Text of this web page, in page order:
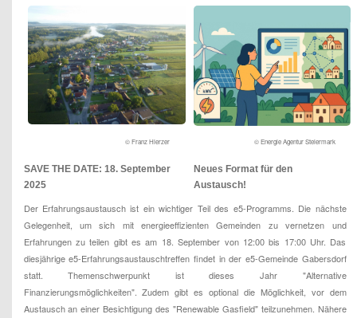
© Franz Hierzer © Energie Agentur Steiermark
SAVE THE DATE: 18. September
2025
Neues Format für den
Austausch!
Der Erfahrungsaustausch ist ein wichtiger Teil des e5-Programms. Die nächste
Gelegenheit, um sich mit energieeffizienten Gemeinden zu vernetzen und
Erfahrungen zu teilen gibt es am 18. September von 12:00 bis 17:00 Uhr. Das
diesjährige e5-Erfahrungsaustauschtreffen findet in der e5-Gemeinde Gabersdorf
statt. Themenschwerpunkt ist dieses Jahr "Alternative
Finanzierungsmöglichkeiten". Zudem gibt es optional die Möglichkeit, vor dem
Austausch an einer Besichtigung des "Renewable Gasfield" teilzunehmen. Nähere